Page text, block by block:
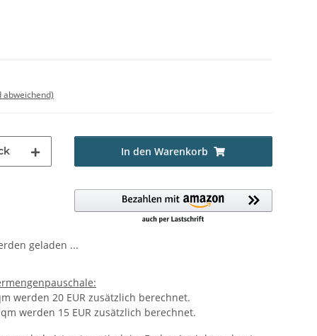
abweichend)
In den Warenkorb
geladen ...
werden 20 EUR zusätzlich berechnet.
werden 15 EUR zusätzlich berechnet.